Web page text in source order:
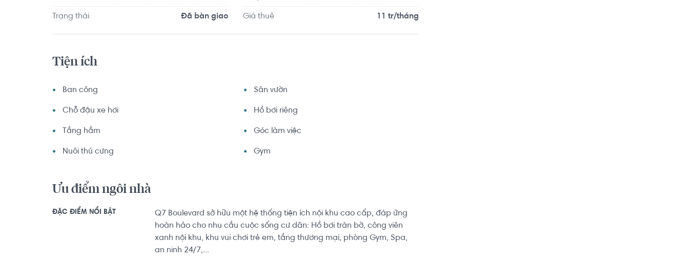
Trạng thái Đã bàn giao Giá thuê 11 tr/tháng
Tiện ích
Ban công Sân vườn
Chỗ đậu xe hơi Hồ bơi riêng
Tầng hầm Góc làm việc
Nuôi thú cưng Gym
Ưu điểm ngôi nhà
ĐẶC ĐIỂM NỔI BẬT
Q7 Boulevard sở hữu một hệ thống tiện ích nội khu cao cấp, đáp ứng
hoàn hảo cho nhu cầu cuộc sống cư dân: Hồ bơi tràn bờ, công viên
xanh nội khu, khu vui chơi trẻ em, tầng thương mại, phòng Gym, Spa,
an ninh 24/7,...